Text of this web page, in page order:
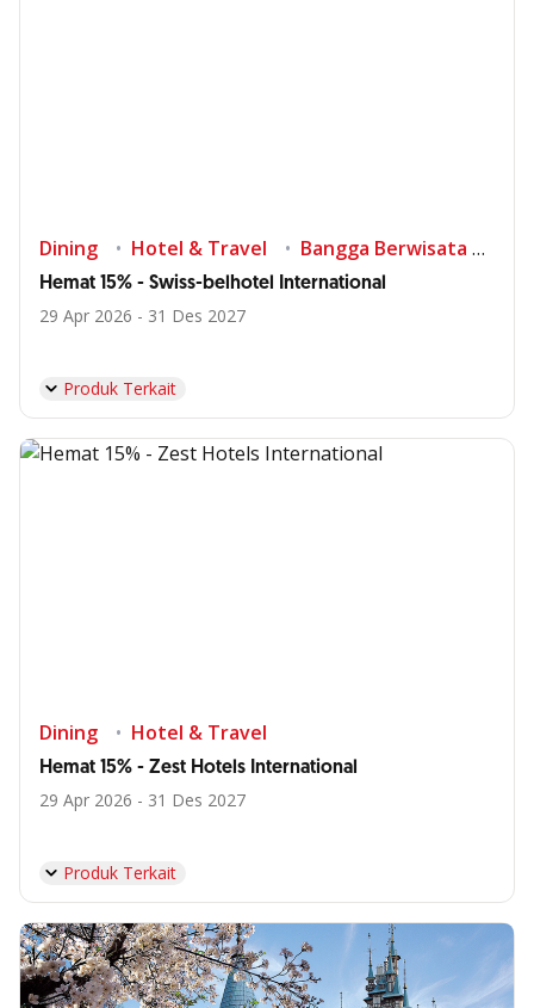
Dining Hotel & Travel Bangga Berwisata di Indonesia
Hemat 15% - Swiss-belhotel International
29 Apr 2026 - 31 Des 2027
Produk Terkait
Dining Hotel & Travel
Hemat 15% - Zest Hotels International
29 Apr 2026 - 31 Des 2027
Produk Terkait